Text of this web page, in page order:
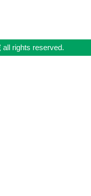
rights reserved.